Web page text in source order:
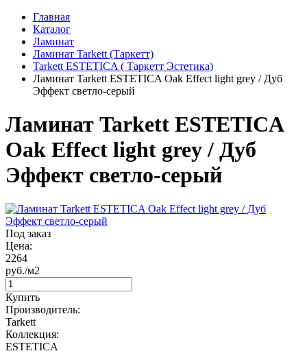
Главная
Каталог
Ламинат
Ламинат Tarkett (Таркетт)
Tarkett ESTETICA ( Таркетт Эстетика)
Ламинат Tarkett ESTETICA Oak Effect light grey / Дуб
Эффект светло-серый
Ламинат Tarkett ESTETICA
Oak Effect light grey / Дуб
Эффект светло-серый
Под заказ
Цена:
2264
руб./м2
Купить
Производитель:
Tarkett
Коллекция:
ESTETICA